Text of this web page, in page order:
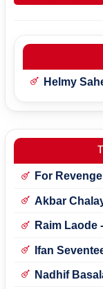
Helmy
For
Akbar
Raim Laode
Ifan
Nadhif